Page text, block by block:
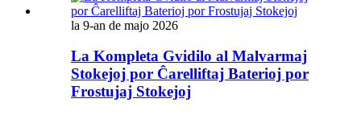
la 9-an de majo 2026
La Kompleta Gvidilo al Malvarmaj
Stokejoj por Ĉarelliftaj Baterioj por
Frostujaj Stokejoj